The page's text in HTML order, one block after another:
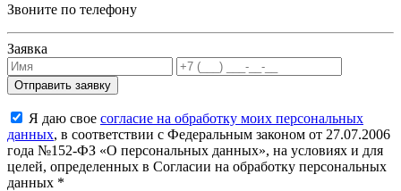
Звоните по телефону
Заявка
Я даю свое согласие на обработку моих персональных
данных, в соответствии с Федеральным законом от 27.07.2006
года №152-ФЗ «О персональных данных», на условиях и для
целей, определенных в Согласии на обработку персональных
данных *